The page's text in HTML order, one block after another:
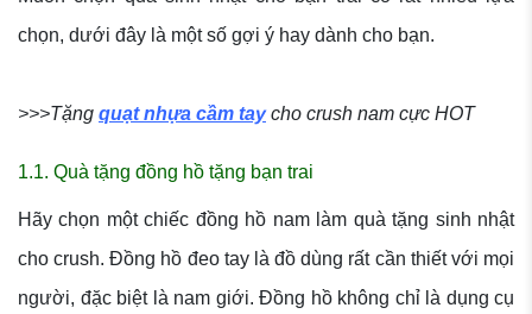
chọn, dưới đây là một số gợi ý hay dành cho bạn.
>>>Tặng quạt nhựa cầm taycho crush nam cực HOT
1.1. Quà tặng đồng hồ tặng bạn trai
Hãy chọn một chiếc đồng hồ nam làm quà tặng sinh nhật
cho crush. Đồng hồ đeo tay là đồ dùng rất cần thiết với mọi
người, đặc biệt là nam giới. Đồng hồ không chỉ là dụng cụ